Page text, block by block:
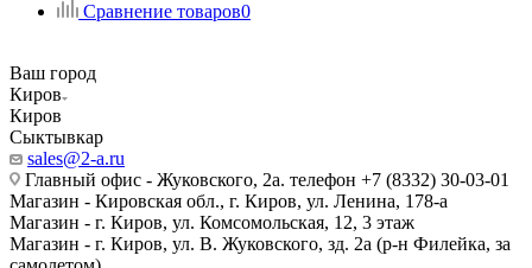
Сравнение товаров0
Ваш город
Киров
Киров
Сыктывкар
sales@2-a.ru
Главный офис - Жуковского, 2а. телефон +7 (8332) 30-03-01
Магазин - Кировская обл., г. Киров, ул. Ленина, 178-а
Магазин - г. Киров, ул. Комсомольская, 12, 3 этаж
Магазин - г. Киров, ул. В. Жуковского, зд. 2а (р-н Филейка, за